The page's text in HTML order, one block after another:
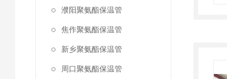
濮阳聚氨酯保温管
焦作聚氨酯保温管
新乡聚氨酯保温管
周口聚氨酯保温管